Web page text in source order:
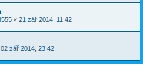
« 21 zář 2014, 11:42
02 zář 2014, 23:42